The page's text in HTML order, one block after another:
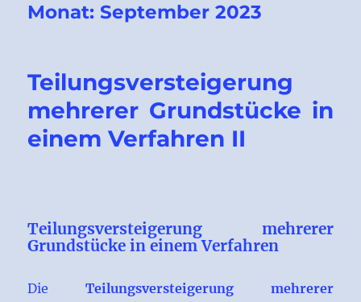
Monat:September 2023
Teilungsversteigerung
mehrerer Grundstücke in
einem Verfahren II
Teilungsversteigerung mehrerer
Grundstücke in einem Verfahren
Die Teilungsversteigerung mehrerer